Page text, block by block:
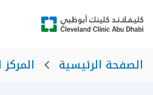
الصفحة الرئيسية